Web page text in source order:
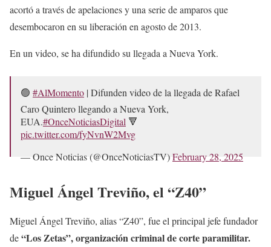
acortó a través de apelaciones y una serie de amparos que
desembocaron en su liberación en agosto de 2013.
En un video, se ha difundido su llegada a Nueva York.
🟢 #AlMomento | Difunden video de la llegada de Rafael
Caro Quintero llegando a Nueva York,
EUA.#OnceNoticiasDigital 🔻
pic.twitter.com/fyNvnW2Mvg
— Once Noticias (@OnceNoticiasTV)February 28, 2025
Miguel Ángel Treviño, el “Z40”
Miguel Ángel Treviño, alias “Z40”, fue el principal jefe fundador
de“Los Zetas”, organización criminal de corte paramilitar.